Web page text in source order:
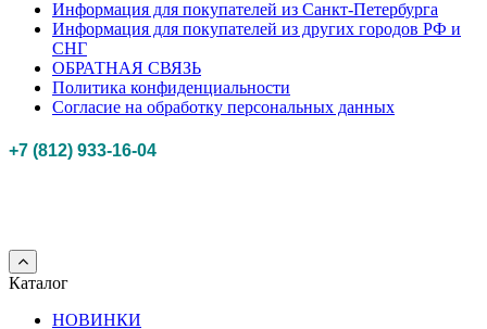
Информация для покупателей из Санкт-Петербурга
Информация для покупателей из других городов РФ и
СНГ
ОБРАТНАЯ СВЯЗЬ
Политика конфиденциальности
Согласие на обработку персональных данных
+7 (812) 933-16-04
Каталог
НОВИНКИ